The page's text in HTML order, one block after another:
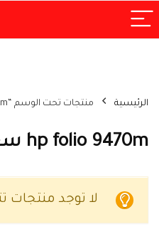
الرئيسية منتجات تحت الوسم “hp folio 9470m سعر”
hp folio 9470m سعر
لا توجد منتجات